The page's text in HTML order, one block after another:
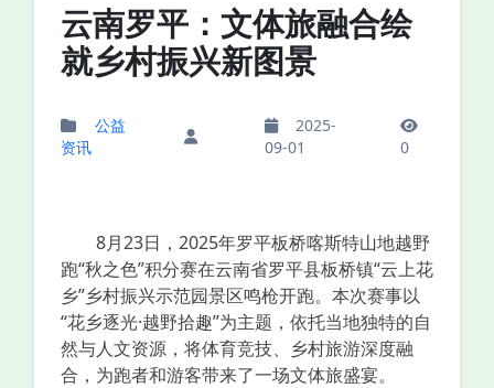
云南罗平：文体旅融合绘
就乡村振兴新图景
公益
资讯
2025-
09-01
0
8月23日，2025年罗平板桥喀斯特山地越野
跑“秋之色”积分赛在云南省罗平县板桥镇“云上花
乡”乡村振兴示范园景区鸣枪开跑。本次赛事以
“花乡逐光·越野拾趣”为主题，依托当地独特的自
然与人文资源，将体育竞技、乡村旅游深度融
合，为跑者和游客带来了一场文体旅盛宴。